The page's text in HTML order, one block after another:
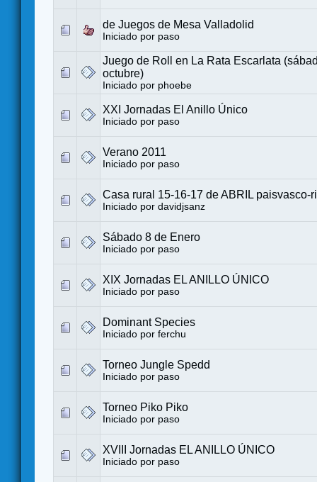
de Juegos de Mesa Valladolid
Iniciado por paso
Juego de Roll en La Rata Escarlata
octubre)
Iniciado por phoebe
XXI Jornadas El Anillo Único
Iniciado por paso
Verano 2011
Iniciado por paso
Casa rural 15-16-17 de ABRIL paisvasco-
Iniciado por davidjsanz
Sábado 8 de Enero
Iniciado por paso
XIX Jornadas EL ANILLO ÚNICO
Iniciado por paso
Dominant Species
Iniciado por ferchu
Torneo Jungle Spedd
Iniciado por paso
Torneo Piko Piko
Iniciado por paso
XVIII Jornadas EL ANILLO ÚNICO
Iniciado por paso